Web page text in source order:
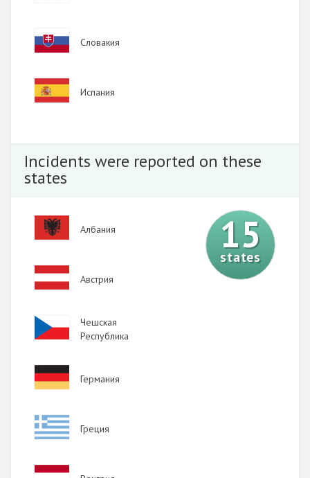
Image
Словакия
Image
Испания
Incidents were reported on these
states
Image
Албания
Image
Австрия
Image
Чешская
Республика
Image
Германия
Image
Греция
Image
15
states